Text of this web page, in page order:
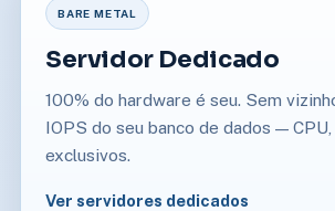
BARE METAL
Servidor Dedicado
100% do hardware é seu. Sem
IOPS do seu banco de dados —
exclusivos.
Ver servidores dedicados